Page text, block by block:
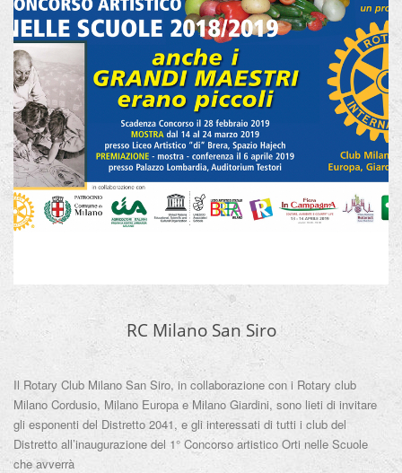
RC Milano San Siro
Il Rotary Club Milano San Siro, in collaborazione con i Rotary club
Milano Cordusio, Milano Europa e Milano Giardini, sono lieti di invitare
gli esponenti del Distretto 2041, e gli interessati di tutti i club del
Distretto all’inaugurazione del 1° Concorso artistico Orti nelle Scuole
che avverrà